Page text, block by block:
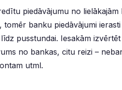
piedāvājumu no
banku piedāvājumi
pusstundai. Iesakām
no bankas, citu reizi –
utml.